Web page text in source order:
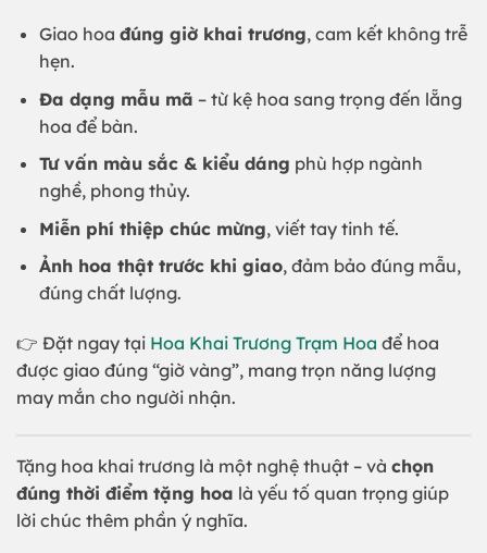
Giao hoa đúng giờ khai trương, cam kết không trễ
hẹn.
Đa dạng mẫu mã – từ kệ hoa sang trọng đến lẵng
hoa để bàn.
Tư vấn màu sắc & kiểu dáng phù hợp ngành
nghề, phong thủy.
Miễn phí thiệp chúc mừng, viết tay tinh tế.
Ảnh hoa thật trước khi giao, đảm bảo đúng mẫu,
đúng chất lượng.
👉 Đặt ngay tại Hoa Khai Trương Trạm Hoa để hoa
được giao đúng “giờ vàng”, mang trọn năng lượng
may mắn cho người nhận.
Tặng hoa khai trương là một nghệ thuật – và chọn
đúng thời điểm tặng hoa là yếu tố quan trọng giúp
lời chúc thêm phần ý nghĩa.